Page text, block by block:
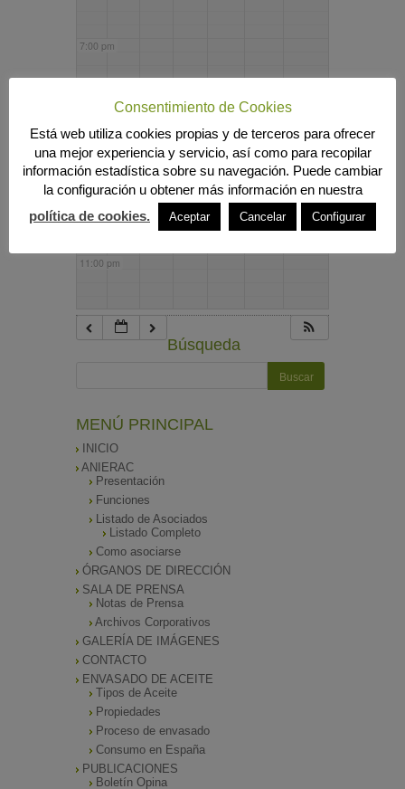
7:00 pm
9:00 pm
10:00 pm
11:00 pm
Búsqueda
MENÚ PRINCIPAL
INICIO
ANIERAC
Presentación
Funciones
Listado de Asociados
Listado Completo
Como asociarse
ÓRGANOS DE DIRECCIÓN
SALA DE PRENSA
Notas de Prensa
Archivos Corporativos
GALERÍA DE IMÁGENES
CONTACTO
ENVASADO DE ACEITE
Tipos de Aceite
Propiedades
Proceso de envasado
Consumo en España
PUBLICACIONES
Boletín Opina
Consentimiento de Cookies
Está web utiliza cookies propias y de terceros para ofrecer
una mejor experiencia y servicio, así como para recopilar
información estadística sobre su navegación. Puede cambiar
la configuración u obtener más información en nuestra
política de cookies.
Aceptar Cancelar Configurar